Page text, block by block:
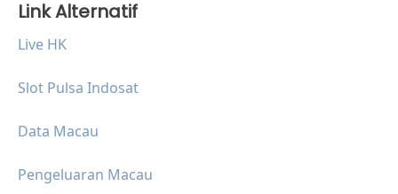
Link Alternatif
Live HK
Slot Pulsa Indosat
Data Macau
Pengeluaran Macau